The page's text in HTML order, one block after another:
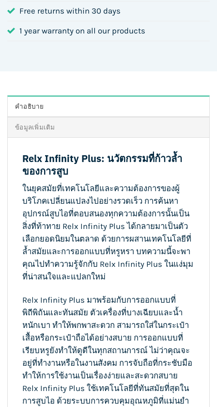
Free returns within 30 days
1 year warranty on all our products
คำอธิบาย
ข้อมูลเพิ่มเติม
Relx Infinity Plus: นวัตกรรมที่ก้าวล้ำ
ของการสูบ
ในยุคสมัยที่เทคโนโลยีและความต้องการของผู้
บริโภคเปลี่ยนแปลงไปอย่างรวดเร็ว การค้นหา
อุปกรณ์สูบไอที่ตอบสนองทุกความต้องการนั้นเป็น
สิ่งที่ท้าทาย Relx Infinity Plus ได้กลายมาเป็นตัว
เลือกยอดนิยมในตลาด ด้วยการผสานเทคโนโลยีที่
ล้ำสมัยและการออกแบบที่หรูหรา บทความนี้จะพา
คุณไปทำความรู้จักกับ Relx Infinity Plus ในแง่มุม
ที่น่าสนใจและแปลกใหม่
Relx Infinity Plus มาพร้อมกับการออกแบบที่
พิถีพิถันและทันสมัย ตัวเครื่องที่บางเฉียบและน้ำ
หนักเบา ทำให้พกพาสะดวก สามารถใส่ในกระเป๋า
เสื้อหรือกระเป๋าถือได้อย่างสบาย การออกแบบที่
เรียบหรูยังทำให้ดูดีในทุกสถานการณ์ ไม่ว่าคุณจะ
อยู่ที่ทำงานหรือในงานสังคม การจับถือที่กระชับมือ
ทำให้การใช้งานเป็นเรื่องง่ายและสะดวกสบาย
Relx Infinity Plus ใช้เทคโนโลยีที่ทันสมัยที่สุดใน
การสูบไอ ด้วยระบบการควบคุมอุณหภูมิที่แม่นยำ